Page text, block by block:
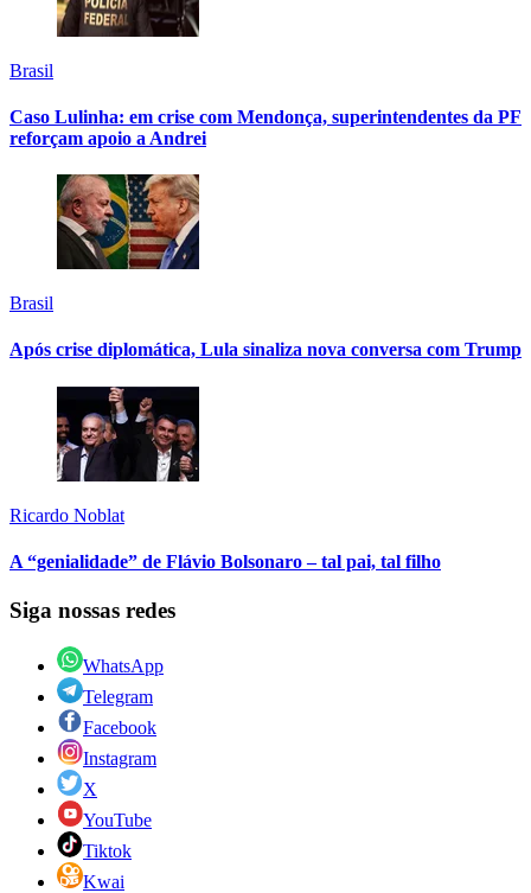
Brasil
Caso Lulinha: em crise com Mendonça, superintendentes da PF
reforçam apoio a Andrei
Brasil
Após crise diplomática, Lula sinaliza nova conversa com Trump
Ricardo Noblat
A “genialidade” de Flávio Bolsonaro – tal pai, tal filho
Siga nossas redes
WhatsApp
Telegram
Facebook
Instagram
X
YouTube
Tiktok
Kwai